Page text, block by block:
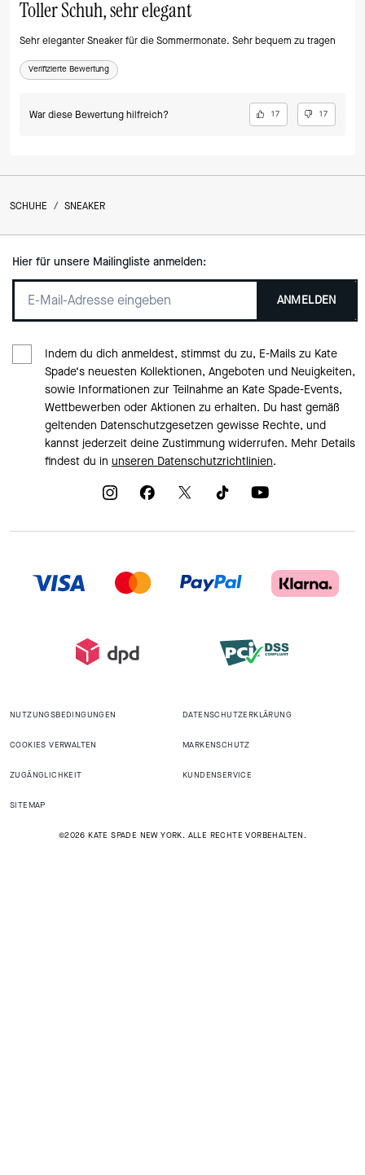
Toller Schuh, sehr elegant
Sehr eleganter Sneaker für die Sommermonate. Sehr bequem zu tragen
Verifizierte Bewertung
War diese Bewertung hilfreich? 17 17
SCHUHE / SNEAKER
Hier für unsere Mailingliste anmelden:
ANMELDEN
Indem du dich anmeldest, stimmst du zu, E-Mails zu Kate
Spade‘s neuesten Kollektionen, Angeboten und Neuigkeiten,
sowie Informationen zur Teilnahme an Kate Spade-Events,
Wettbewerben oder Aktionen zu erhalten. Du hast gemäß
geltenden Datenschutzgesetzen gewisse Rechte, und
kannst jederzeit deine Zustimmung widerrufen. Mehr Details
findest du in unseren Datenschutzrichtlinien.
NUTZUNGSBEDINGUNGEN DATENSCHUTZERKLÄRUNG
COOKIES VERWALTEN MARKENSCHUTZ
ZUGÄNGLICHKEIT KUNDENSERVICE
SITEMAP
©2026 KATE SPADE NEW YORK. ALLE RECHTE VORBEHALTEN.